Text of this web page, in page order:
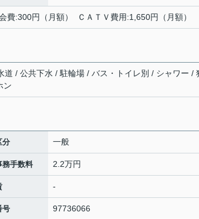
:300円（月額） ＣＡＴＶ費用:1,650円（月額）
/ 公共下水 / 駐輪場 / バス・トイレ別 / シャワー /
ン
分 一般
務手数料 2.2万円
-
号 97736066